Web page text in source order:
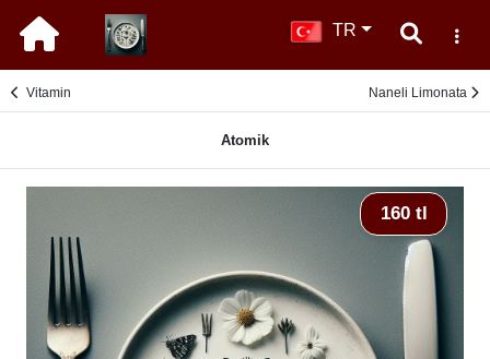
TR
Vitamin Naneli Limonata
Atomik
160 tl